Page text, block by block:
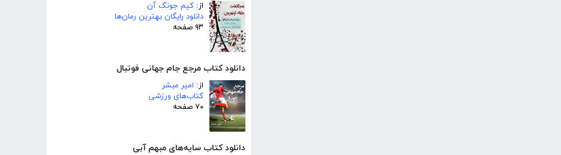
از: کیم جونگ آن
دانلود رایگان بهترین رمان‌ها
۹۳ صفحه
دانلود کتاب مرجع جام جهانی فوتبال
از: امیر مبشر
کتاب‌های ورزشی
۷۰ صفحه
دانلود کتاب سایه‌های مبهم آبی